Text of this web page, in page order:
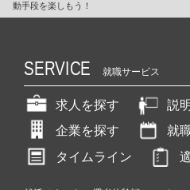
動手段を楽しもう！
SERVICE 就職サービス
求人を探す
説
企業を探す
就
タイムライン